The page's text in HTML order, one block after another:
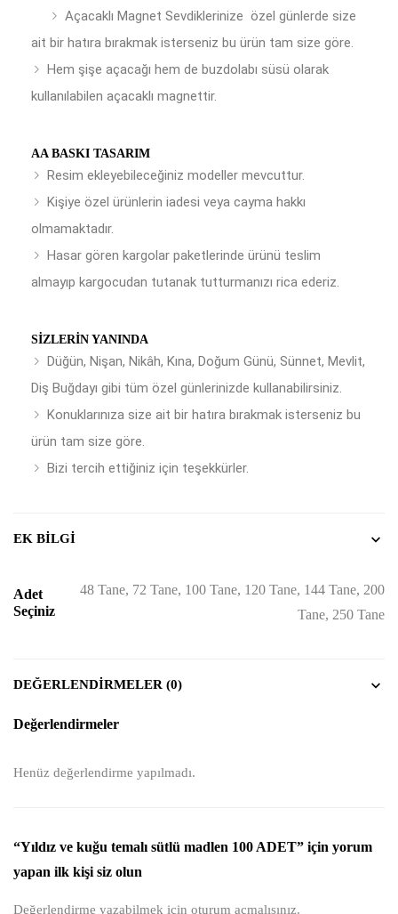
Açacaklı Magnet Sevdiklerinize özel günlerde size
ait bir hatıra bırakmak isterseniz bu ürün tam size göre.
Hem şişe açacağı hem de buzdolabı süsü olarak
kullanılabilen açacaklı magnettir.
AA BASKI TASARIM
Resim ekleyebileceğiniz modeller mevcuttur.
Kişiye özel ürünlerin iadesi veya cayma hakkı
olmamaktadır.
Hasar gören kargolar paketlerinde ürünü teslim
almayıp kargocudan tutanak tutturmanızı rica ederiz.
SIZLERIN YANINDA
Düğün, Nişan, Nikâh, Kına, Doğum Günü, Sünnet, Mevlit,
Diş Buğdayı gibi tüm özel günlerinizde kullanabilirsiniz.
Konuklarınıza size ait bir hatıra bırakmak isterseniz bu
ürün tam size göre.
Bizi tercih ettiğiniz için teşekkürler.
EK BILGI
Adet
Seçiniz
48 Tane, 72 Tane, 100 Tane, 120 Tane, 144 Tane, 200
Tane, 250 Tane
DEĞERLENDIRMELER (0)
Değerlendirmeler
Henüz değerlendirme yapılmadı.
“Yıldız ve kuğu temalı sütlü madlen 100 ADET” için yorum
yapan ilk kişi siz olun
Değerlendirme yazabilmek için oturum açmalısınız.